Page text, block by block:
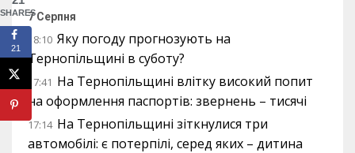
7 Серпня
18:10 Яку погоду прогнозують на
Тернопільщині в суботу?
17:41 На Тернопільщині влітку високий попит
на оформлення паспортів: звернень – тисячі
17:14 На Тернопільщині зіткнулися три
автомобілі: є потерпілі, серед яких – дитина
SHARES
21